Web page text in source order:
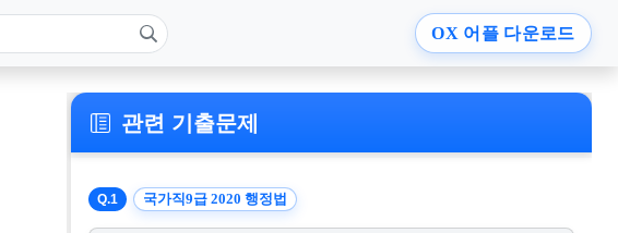
OX 어플 다운로드
관련 기출문제
Q.1 국가직9급 2020 행정법